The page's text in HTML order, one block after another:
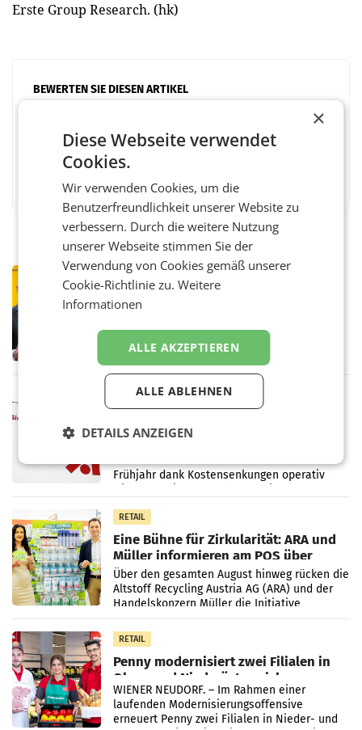
Erste Group Research. (hk)
BEWERTEN SIE DIESEN ARTIKEL
FacebookTwitterMessenger
PRIMENEWS
ersten Halbjahr trotz schwachem
Briefgeschäft
WIEN Die Österreichische Post AG hat im
ersten Halbjahr 2026 einen Konzernumsatz
von 1.544,0 Mio. EUR erwirtschaftet, was
einem Plus von 3,8 Prozent gegenüber dem
Vergleichszeitraum
MARKETING & MEDIA
überraschend viel Gewinn
Frühjahr dank Kostensenkungen operativ
RETAIL
Eine Bühne für Zirkularität: ARA und
Müller informieren am POS über
Kreislauffähigkeit
Über den gesamten August hinweg rücken die
Altstoff Recycling Austria AG (ARA) und der
Handelskonzern Müller die Initiative
„Kreislauf-Helden“ in allen österreichischen
Müller-Filialen
RETAIL
Penny modernisiert zwei Filialen in
Ober- und Niederösterreich
WIENER NEUDORF. – Im Rahmen einer
laufenden Modernisierungsoffensive
erneuert Penny zwei Filialen in Nieder- und
×
Diese Webseite verwendet
Cookies.
Wir verwenden Cookies, um die
Benutzerfreundlichkeit unserer Website zu
verbessern. Durch die weitere Nutzung
unserer Webseite stimmen Sie der
Verwendung von Cookies gemäß unserer
Cookie-Richtlinie zu.Weitere
Informationen
ALLE AKZEPTIEREN
ALLE ABLEHNEN
DETAILS ANZEIGEN